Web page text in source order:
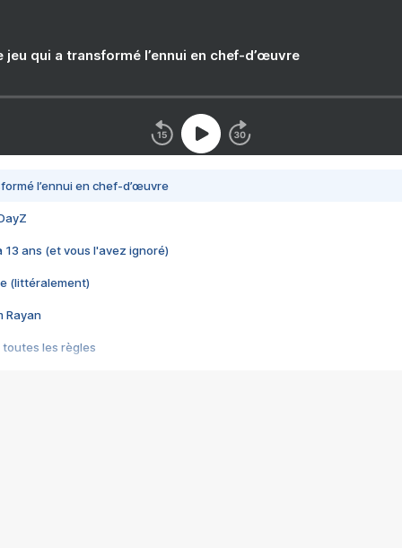
jeu qui a transformé l’ennui en chef-d’œuvre
l’ennui en chef-d’œuvre
13 ans (et vous l'avez ignoré)
(littéralement)
Rayan
toutes les règles